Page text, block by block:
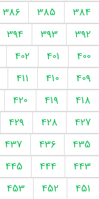
384
385
386
392
393
394
400
401
402
409
410
411
418
419
420
427
428
429
435
436
437
443
444
445
451
452
453